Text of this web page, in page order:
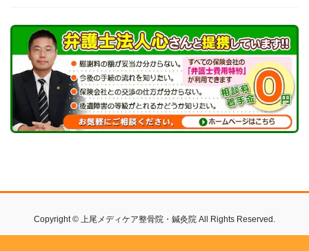
Copyright © 上尾メディケア整骨院・鍼灸院 All Rights Reserved.